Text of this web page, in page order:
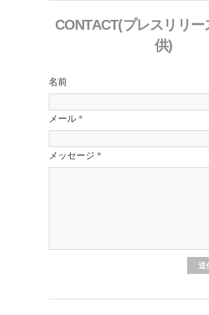
CONTACT(プレスリリ
供)
名前
メール *
メッセージ *